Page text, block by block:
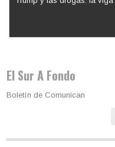
Los latinos le van dando la
El Sur A Fondo
Boletín de Comunican